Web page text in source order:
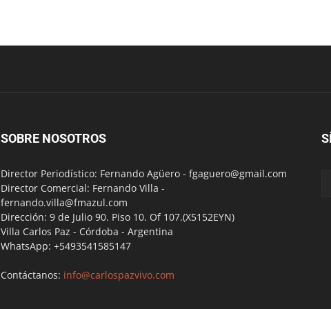
SOBRE NOSOTROS
Director Periodístico: Fernando Agüero - fgaguero@gmail.com
Director Comercial: Fernando Villa -
fernando.villa@fmazul.com
Dirección: 9 de Julio 90. Piso 10. Of 107.(X5152EYN)
Villa Carlos Paz - Córdoba - Argentina
WhatsApp: +5493541585147
Contáctanos: info@carlospazvivo.com